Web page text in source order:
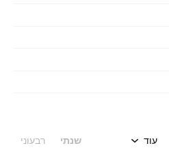
שנתי רבעוני עוד